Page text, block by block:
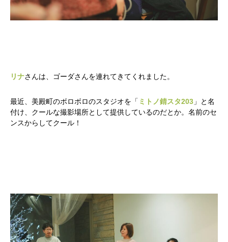
活動内容
寄り合い
リナさんは、ゴーダさんを連れてきてくれました。
最近、美殿町のボロボロのスタジオを「 ミトノ錆スタ203 」と名
付け、クールな撮影場所として提供しているのだとか。名前のセ
ンスからしてクール！